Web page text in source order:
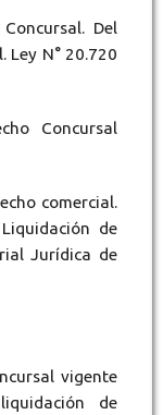
Del
Ley N° 20.720
Concursal
comercial.
de
Jurídica de
vigente
de